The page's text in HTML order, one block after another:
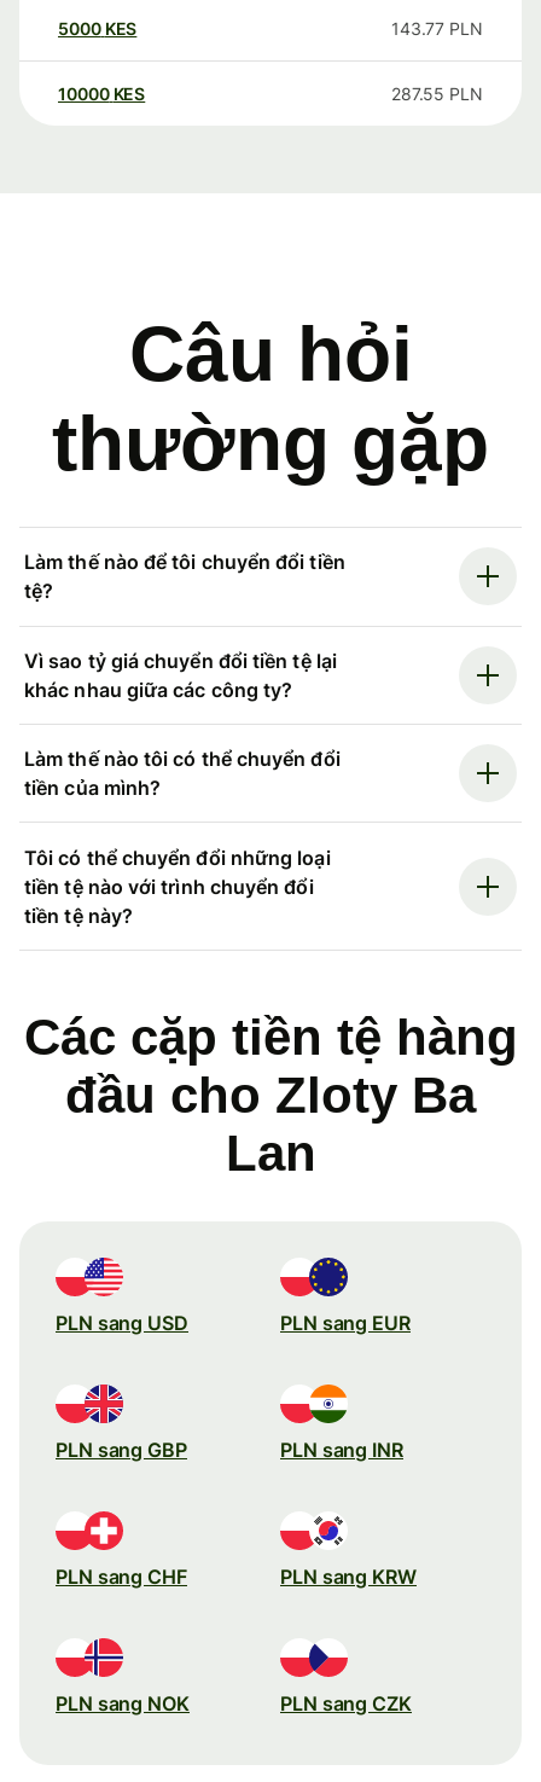
5000 KES 143.77 PLN
10000 KES 287.55 PLN
Câu hỏi
thường gặp
Làm thế nào để tôi chuyển đổi tiền
tệ?
Vì sao tỷ giá chuyển đổi tiền tệ lại
khác nhau giữa các công ty?
Làm thế nào tôi có thể chuyển đổi
tiền của mình?
Tôi có thể chuyển đổi những loại
tiền tệ nào với trình chuyển đổi
tiền tệ này?
Các cặp tiền tệ hàng
đầu cho Zloty Ba
Lan
PLN sang USD PLN sang EUR
PLN sang GBP PLN sang INR
PLN sang CHF PLN sang KRW
PLN sang NOK PLN sang CZK